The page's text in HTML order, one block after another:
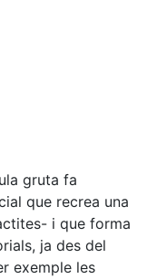
gruta fa
que recrea una
i que forma
ja des del
exemple les